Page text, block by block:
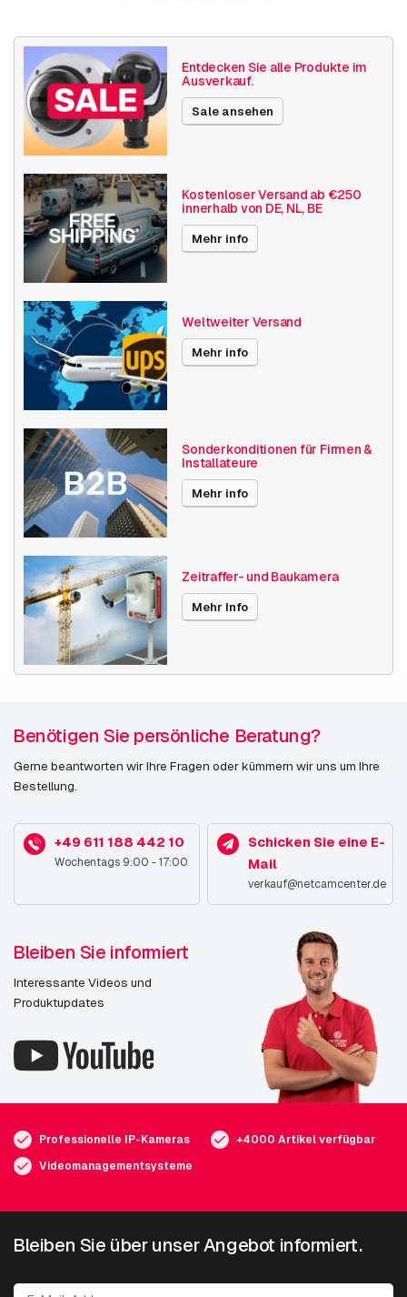
Gewicht
Größe (lxbxh)
Kamera Eigenschaften Outdoor Kamera
Basis Funktionalität
Alarmeingänge / -ausgänge
Audio-Unterstützung
Lokaler Speicher
Austauschbares Objektiv
Axis Serien M11
Power over Ethernet 15W
Maximaler Blickwinkel
Videokompression H265
Veröffentlichungsdatum 04.05.2022
Entdecken Sie alle Produkte im
Ausverkauf.
Sale ansehen
Kostenloser Versand ab €250
innerhalb von DE, NL, BE
Mehr info
Weltweiter Versand
Mehr info
Sonderkonditionen für Firmen &
Installateure
Mehr info
Zeitraffer- und Baukamera
Mehr Info
Benötigen Sie persönliche Beratung?
Gerne beantworten wir Ihre Fragen oder kümmern wir uns um Ihre
Bestellung.
+49 611 188 442 10
Wochentags 9:00 - 17:00
Schicken Sie eine E-
Mail
verkauf@netcamcenter.de
Bleiben Sie informiert
Interessante Videos und
Produktupdates
Professionelle IP-Kameras
+4000 Artikel verfügbar
Videomanagementsysteme
Bleiben Sie über unser Angebot informiert.